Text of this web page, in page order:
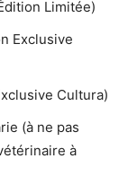
Limitée)
Exclusive
Cultura)
(à ne pas
à